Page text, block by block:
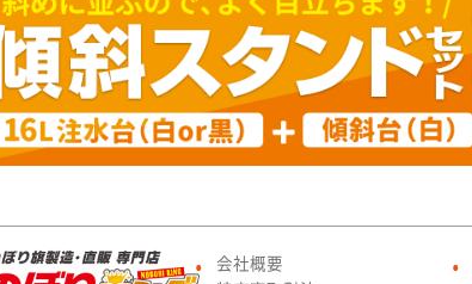
● 会社概要 ●